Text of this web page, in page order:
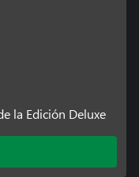
la Edición Deluxe